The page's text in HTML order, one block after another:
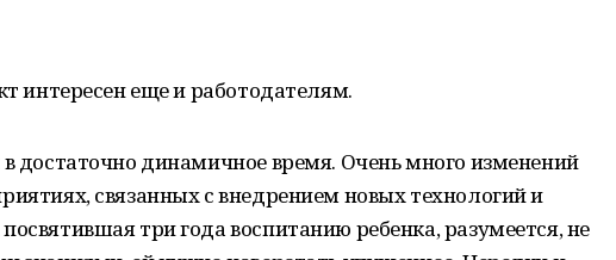
интересен еще и работодателям.
достаточно динамичное время. Очень много изменений
связанных с внедрением новых технологий и
три года воспитанию ребенка, разумеется, не